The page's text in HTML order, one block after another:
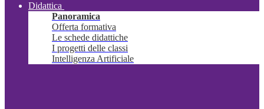
Didattica
Panoramica
Offerta formativa
Le schede didattiche
I progetti delle classi
Intelligenza Artificiale